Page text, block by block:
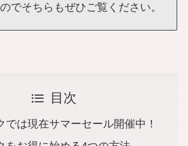
でそちらもぜひご覧ください。
目次
では現在サマーセール開催中！